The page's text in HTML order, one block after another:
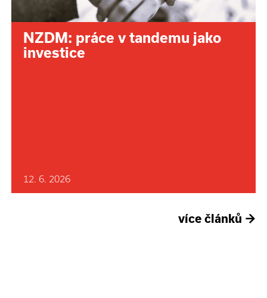
NZDM: práce v tandemu jako
investice
12. 6. 2026
více článků →